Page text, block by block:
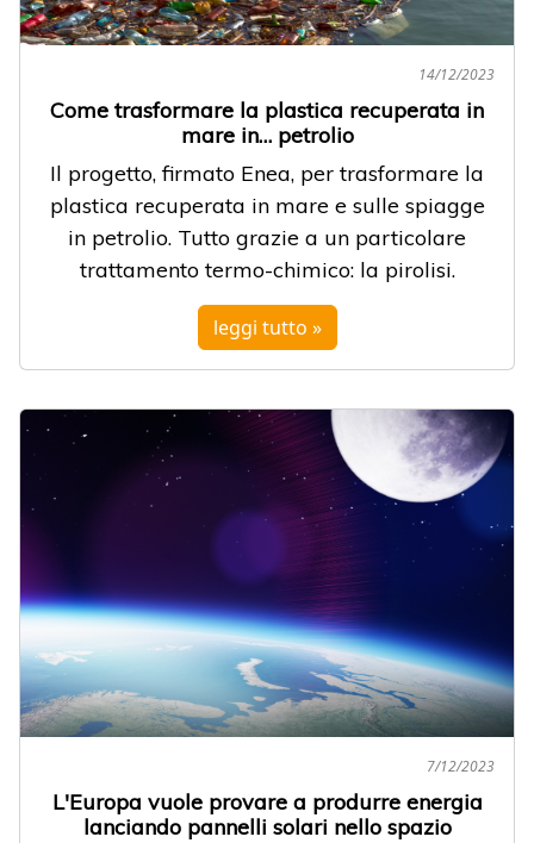
14/12/2023
Come trasformare la plastica recuperata in
mare in… petrolio
Il progetto, firmato Enea, per trasformare la
plastica recuperata in mare e sulle spiagge
in petrolio. Tutto grazie a un particolare
trattamento termo-chimico: la pirolisi.
leggi tutto »
7/12/2023
L'Europa vuole provare a produrre energia
lanciando pannelli solari nello spazio